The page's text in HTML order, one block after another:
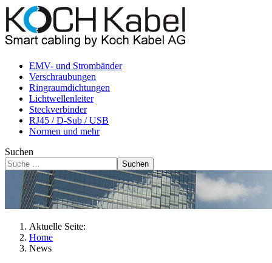
EMV- und Strombänder
Verschraubungen
Ringraumdichtungen
Lichtwellenleiter
Steckverbinder
RJ45 / D-Sub / USB
Normen und mehr
Suchen
Suchen
Aktuelle Seite:
Home
News